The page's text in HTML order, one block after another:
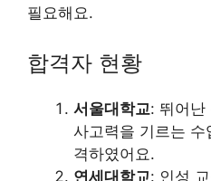
필요해요.
합격자 현황
서울대학교: 뛰어난
사고력을 기르는
격하였어요.
연세대학교: 인성